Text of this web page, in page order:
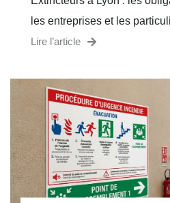
les entreprises et les
Lire l’article